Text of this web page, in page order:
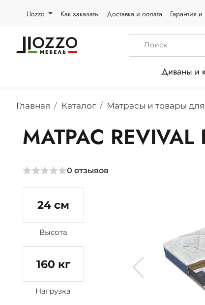
Llozzo Как заказать Доставка и оплата Гарантия и
Диваны и
Главная Каталог Матрасы и товары
МАТРАС REVIVAL
0 отзывов
24 см
Высота
160 кг
Нагрузка